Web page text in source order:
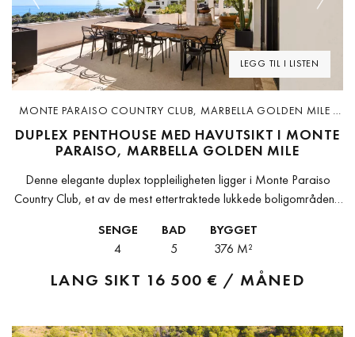
LEGG TIL I LISTEN
Previous Next
MONTE PARAISO COUNTRY CLUB, MARBELLA GOLDEN MILE ·
DUPLEX PENTHOUSE MED HAVUTSIKT I MONTE
PARAISO, MARBELLA GOLDEN MILE
Denne elegante duplex toppleiligheten ligger i Monte Paraiso
Country Club, et av de mest ettertraktede lukkede boligområdene
med raffinerte detaljer, og skaper...
SENGE
4
BAD
5
BYGGET
376 M²
LANG SIKT 16 500 € / MÅNED